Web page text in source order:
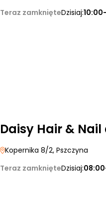
Teraz zamknięteDzisiaj:
Daisy Hair &
Kopernika 8/2, Pszczyna
Teraz zamknięteDzisiaj: